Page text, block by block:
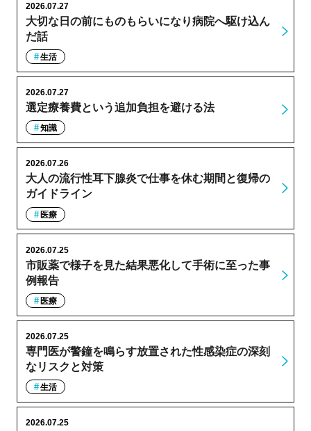
大切な日の前にものもらいになり病院へ駆け込ん
だ話
2026.07.27
生活
選定療養費という追加負担を避ける法
2026.07.27
知識
大人の流行性耳下腺炎で仕事を休む期間と復帰の
ガイドライン
2026.07.26
医療
市販薬で様子を見た結果悪化して手術に至った事
例報告
2026.07.25
医療
専門医が警鐘を鳴らす放置された性感染症の深刻
なリスクと対策
2026.07.25
生活
2026.07.25